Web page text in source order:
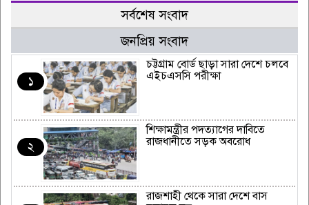
সর্বশেষ সংবাদ
জনপ্রিয় সংবাদ
১
চট্টগ্রাম বোর্ড ছাড়া সারা দেশে চলবে
এইচএসসি পরীক্ষা
২
শিক্ষামন্ত্রীর পদত্যাগের দাবিতে
রাজধানীতে সড়ক অবরোধ
রাজশাহী থেকে সারা দেশে বাস